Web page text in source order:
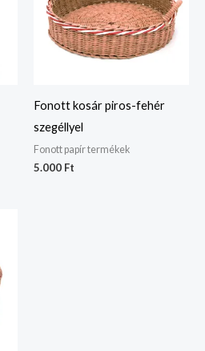
Fonott kosár piros-fehér
szegéllyel
Fonott papír termékek
5.000 Ft